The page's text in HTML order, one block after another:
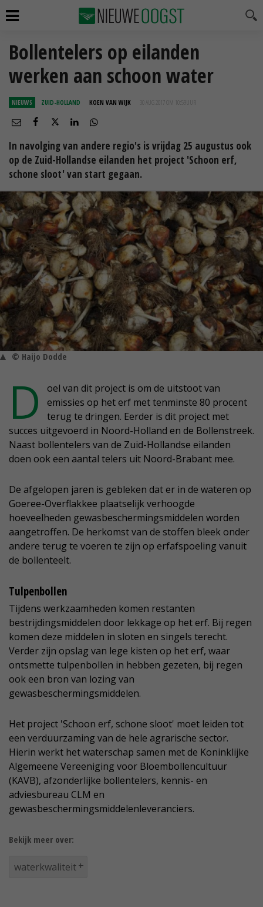
Bollentelers op eilanden
werken aan schoon water
NIEUWS ZUID-HOLLAND KOEN VAN WIJK 30 AUG 2017 OM 10:59
In navolging van andere regio's is vrijdag 25 augustus ook
op de Zuid-Hollandse eilanden het project 'Schoon erf,
schone sloot' van start gegaan.
© Haijo Dodde
D
oel van dit project is om de uitstoot van
emissies op het erf met tenminste 80 procent
terug te dringen. Eerder is dit project met
succes uitgevoerd in Noord-Holland en de Bollenstreek.
Naast bollentelers van de Zuid-Hollandse eilanden
doen ook een aantal telers uit Noord-Brabant mee.
De afgelopen jaren is gebleken dat er in de wateren op
Goeree-Overflakkee plaatselijk verhoogde
hoeveelheden gewasbeschermingsmiddelen worden
aangetroffen. De herkomst van de stoffen bleek onder
andere terug te voeren te zijn op erfafspoeling vanuit
de bollenteelt.
Tulpenbollen
Tijdens werkzaamheden komen restanten
bestrijdingsmiddelen door lekkage op het erf. Bij regen
komen deze middelen in sloten en singels terecht.
Verder zijn opslag van lege kisten op het erf, waar
ontsmette tulpenbollen in hebben gezeten, bij regen
ook een bron van lozing van
gewasbeschermingsmiddelen.
Het project 'Schoon erf, schone sloot' moet leiden tot
een verduurzaming van de hele agrarische sector.
Hierin werkt het waterschap samen met de Koninklijke
Algemeene Vereeniging voor Bloembollencultuur
(KAVB), afzonderlijke bollentelers, kennis- en
adviesbureau CLM en
gewasbeschermingsmiddelenleveranciers.
Bekijk meer over:
waterkwaliteit